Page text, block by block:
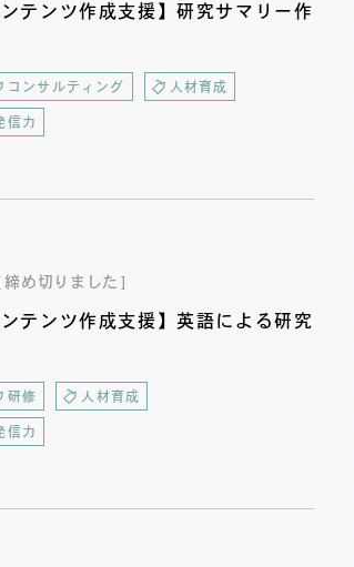
テンツ作成支援】研究サマリー作
コンサルティング 人材育成
信力
締め切りました
テンツ作成支援】英語による研究
研修 人材育成
信力